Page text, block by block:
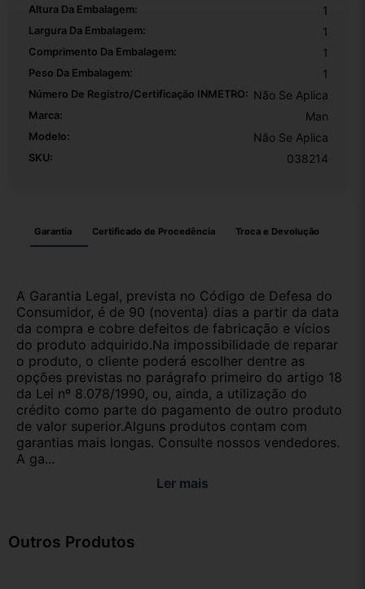
Altura Da Embalagem: 1
Largura Da Embalagem: 1
Comprimento Da Embalagem: 1
Peso Da Embalagem: 1
Número De Registro/certificação INMETRO: Não Se Aplica
Marca: Man
Modelo: Não Se Aplica
SKU: 038214
Garantia Certificado de Procedência Troca e Devolução
A Garantia Legal, prevista no Código de Defesa do
Consumidor, é de 90 (noventa) dias a partir da data
da compra e cobre defeitos de fabricação e vícios
do produto adquirido.Na impossibilidade de reparar
o produto, o cliente poderá escolher dentre as
opções previstas no parágrafo primeiro do artigo 18
da Lei nº 8.078/1990, ou, ainda, a utilização do
crédito como parte do pagamento de outro produto
de valor superior.Alguns produtos contam com
garantias mais longas. Consulte nossos vendedores.
A ga...
Ler mais
Outros Produtos